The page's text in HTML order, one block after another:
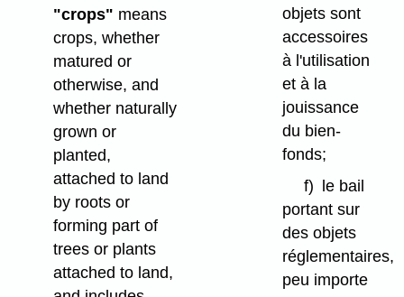
"crops" means
crops, whether
matured or
otherwise, and
whether naturally
grown or
planted,
attached to land
by roots or
forming part of
trees or plants
attached to land,
objets sont
accessoires
à l'utilisation
et à la
jouissance
du bien-
fonds;
f) le bail
portant sur
des objets
réglementaires,
peu importe